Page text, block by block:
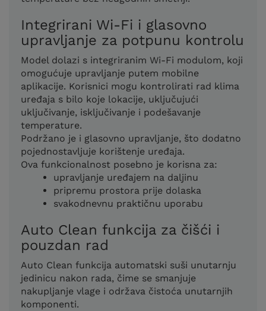
Integrirani Wi-Fi i glasovno
upravljanje za potpunu kontrolu
Model dolazi s integriranim Wi-Fi modulom, koji
omogućuje upravljanje putem mobilne
aplikacije. Korisnici mogu kontrolirati rad klima
uređaja s bilo koje lokacije, uključujući
uključivanje, isključivanje i podešavanje
temperature.
Podržano je i glasovno upravljanje, što dodatno
pojednostavljuje korištenje uređaja.
Ova funkcionalnost posebno je korisna za:
upravljanje uređajem na daljinu
pripremu prostora prije dolaska
svakodnevnu praktičnu uporabu
Auto Clean funkcija za čišći i
pouzdan rad
Auto Clean funkcija automatski suši unutarnju
jedinicu nakon rada, čime se smanjuje
nakupljanje vlage i održava čistoća unutarnjih
komponenti.